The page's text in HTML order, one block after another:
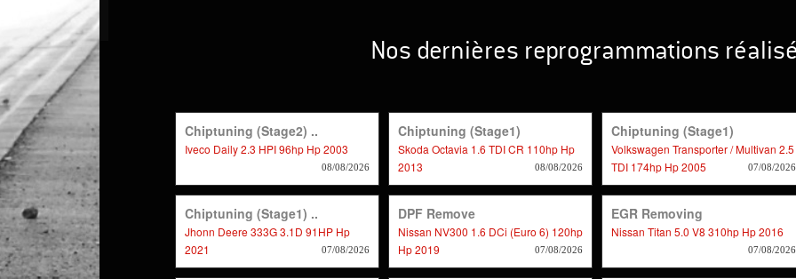
Nos dernières reprogrammations
Chiptuning (Stage2) ..
Iveco Daily 2.3 HPI 96hp Hp 2003
08/08/2026
Chiptuning (stage1)
Skoda Octavia 1.6 TDI CR 110hp Hp
2013
08/08/2026
Chiptuning (stage1)
Volkswagen Transporter / Multivan 2.5
TDI 174hp Hp 2005
07/08/2026
Chiptuning (stage1) ..
Jhonn Deere 333G 3.1D 91HP Hp
2021
07/08/2026
DPF Remove
Nissan NV300 1.6 DCi (Euro 6) 120hp
Hp 2019
07/08/2026
EGR Removing
Nissan Titan 5.0 V8 310hp Hp 2016
07/08/2026